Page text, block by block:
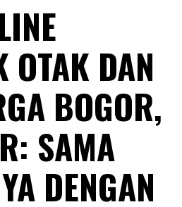
OTAK DAN
BOGOR,
SAMA
DENGAN